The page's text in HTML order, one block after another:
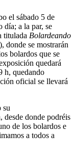
el sábado 5 de
día; a la par, se
titulada Bolardeando
donde se mostrarán
bolardos que se
quedará
h, quedando
oficial se llevará
su
desde donde podréis
de los bolardos e
a todos a